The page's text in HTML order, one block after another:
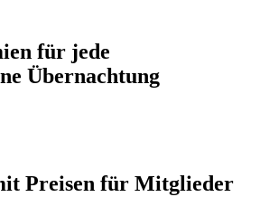
für jede
Übernachtung
Preisen für Mitglieder